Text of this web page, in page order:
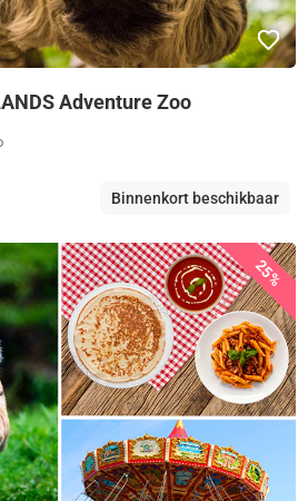
Adventure Zoo
Binnenkort beschikbaar
25%